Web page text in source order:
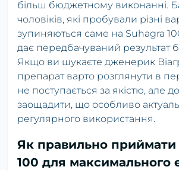
більш бюджетному виконанні.
чоловіків, які пробували різні
зупиняються саме на Suhagra
дає передбачуваний результат
Якщо ви шукаєте дженерик
препарат варто розглянути в
не поступається за якістю, але
заощадити, що особливо
регулярного використання.
Як правильно приймати
100 для максимального